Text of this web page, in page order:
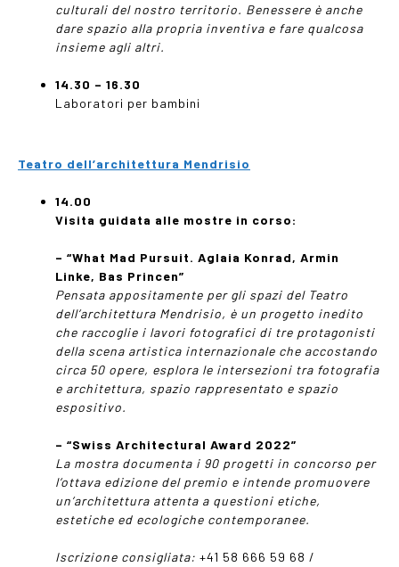
culturali del nostro territorio. Benessere è anche
dare spazio alla propria inventiva e fare qualcosa
insieme agli altri.
14.30 – 16.30
Laboratori per bambini
Teatro dell’architettura Mendrisio
14.00
Visita guidata alle mostre in corso:
– “What Mad Pursuit. Aglaia Konrad, Armin
Linke, Bas Princen”
Pensata appositamente per gli spazi del Teatro
dell’architettura Mendrisio, è un progetto inedito
che raccoglie i lavori fotografici di tre protagonisti
della scena artistica internazionale che accostando
circa 50 opere, esplora le intersezioni tra fotografia
e architettura, spazio rappresentato e spazio
espositivo.
– “Swiss Architectural Award 2022”
La mostra documenta i 90 progetti in concorso per
l’ottava edizione del premio e intende promuovere
un’architettura attenta a questioni etiche,
estetiche ed ecologiche contemporanee.
Iscrizione consigliata: +41 58 666 59 68 /